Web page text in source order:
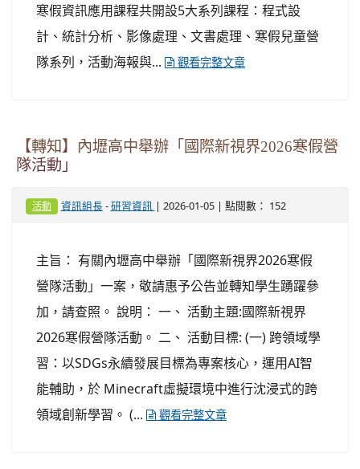
寒假資訊應用課程共開設5大系列課程：程式設
計、統計分析、影像處理、文書處理、寒假兒童營
隊系列，活動海報與...
觀看完整文章
【轉知】內壢高中舉辦「國際新視界2026寒假營
隊活動」
活動 資訊組長- 研習資訊 | 2026-01-05 | 點閱數： 152
主旨： 有關內壢高中舉辦「國際新視界2026寒假
營隊活動」一案，敬請惠予公告並轉知學生踴躍參
加，請查照。 說明： 一、 活動主題:國際新視界
2026寒假營隊活動。 二、 活動目標: (一) 跨領域學
習：以SDGs永續發展目標為專案核心，運用AI智
能輔助，於 Minecraft虛擬環境中進行沈浸式的跨
領域創新學習。 (...
觀看完整文章